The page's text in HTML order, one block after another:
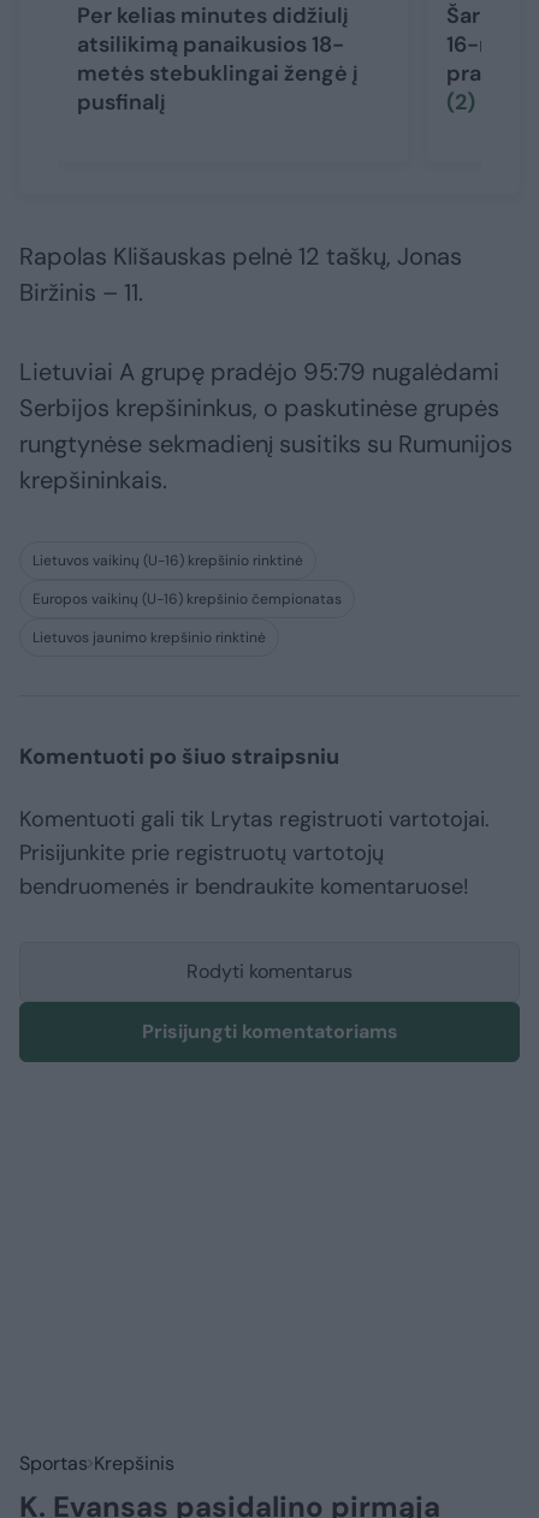
Per kelias minutes didžiulį
atsilikimą panaikusios 18-
metės stebuklingai žengė į
pusfinalį
Šaro
16-
pradėjo
(2)
Rapolas Klišauskas pelnė 12 taškų, Jonas
Biržinis – 11.
Lietuviai A grupę pradėjo 95:79 nugalėdami
Serbijos krepšininkus, o paskutinėse grupės
rungtynėse sekmadienį susitiks su Rumunijos
krepšininkais.
Lietuvos vaikinų (U-16) krepšinio rinktinė
Europos vaikinų (U-16) krepšinio čempionatas
Lietuvos jaunimo krepšinio rinktinė
Komentuoti po šiuo straipsniu
Komentuoti gali tik Lrytas registruoti vartotojai.
Prisijunkite prie registruotų vartotojų
bendruomenės ir bendraukite komentaruose!
Rodyti komentarus
Prisijungti komentatoriams
Sportas Krepšinis
K. Evansas pasidalino pirmąja